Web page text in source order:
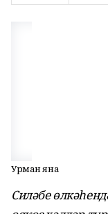
Урман яна
Силәбе